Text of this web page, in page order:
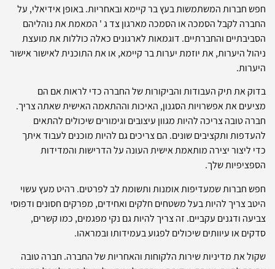
חפש חברות המשתמשות בעץ בר קיימא ובאחריות. באופן אידיאלי, על
החברה לקבל הסמכה או הסמכה מארגון צד ג ' המאמת את נוהליהם
הסביבתיים והחברתיים. דוגמאות לארגונים כאלה כוללות את מועצת
ניהול היערות, את יוזמת יערות בר קיימא, או את התוכנית לאישור אישור
היערות.
בדוק את תיק העבודות והביקורות של החברה כדי לראות אם הם
מציעים את אפשרויות הסגנון, האיכות וההתאמה האישית שאתה צריך.
חברה טובה צריכה להיות מגוון עיצובים וגימורים שיכולים להתאים
להעדפות ותקציבים שונים. הם צריכים גם להיות מוכנים לעבוד איתך
כדי ליצור יצירה מותאמת אישית העונה על הדרישות והמדידות
הספציפיות שלך.
חפש חברות שמעדיפות אומנות ותשומת לב לפרטים. רהיט מעץ עשוי
היטב צריך להיות בעל משטחים חלקים ואחידים, מפרקים חסונים ודפוסי
צביעה ודגנים עקביים. זה צריך להיות גם נקי מפגמים, כמו קשרים,
סדקים או עיוותים שיכולים לפגוע בעמידותו ובמראהו.
שקול את מדיניות שירות הלקוחות והאחריות של החברה. חברה טובה